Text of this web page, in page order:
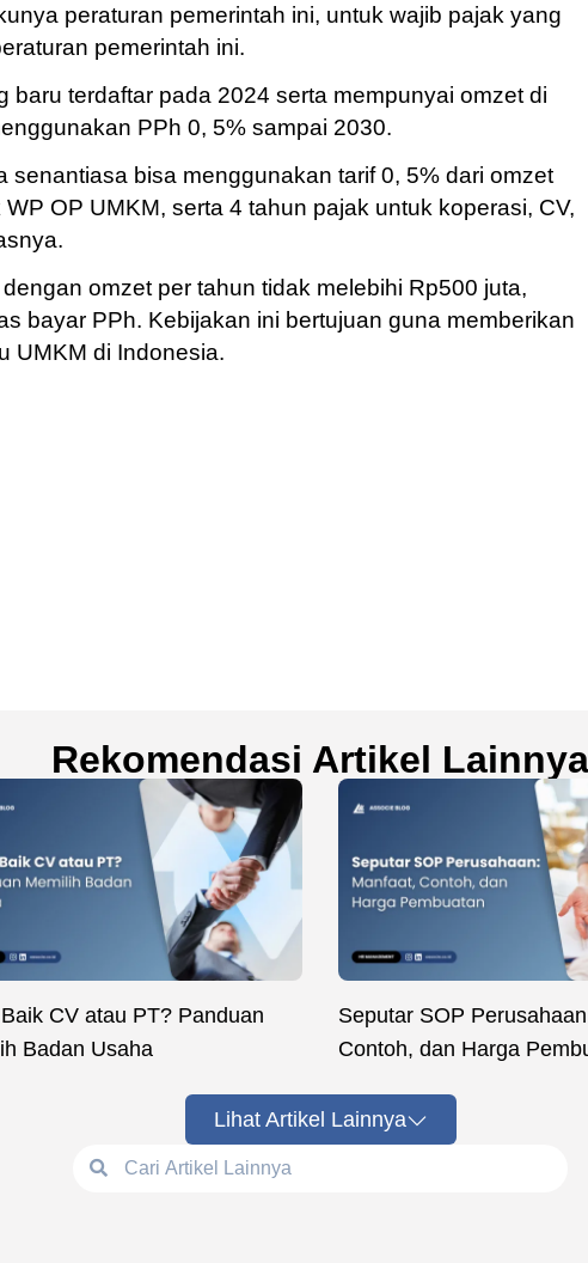
peraturan pemerintah ini, untuk wajib pajak yang
pemerintah ini.
baru terdaftar pada 2024 serta mempunyai omzet di
PPh 0, 5% sampai 2030.
senantiasa bisa menggunakan tarif 0, 5% dari omzet
OP UMKM, serta 4 tahun pajak untuk koperasi, CV,
omzet per tahun tidak melebihi Rp500 juta,
bayar PPh. Kebijakan ini bertujuan guna memberikan
UMKM di Indonesia.
Rekomendasi Artikel Lainnya
CV atau PT? Panduan
Badan Usaha
Seputar SOP
Contoh, dan Harga
Lihat Artikel Lainnya